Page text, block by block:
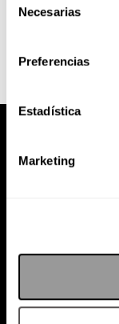
Necesarias
Preferencias
Estadística
Marketing
PODCAST